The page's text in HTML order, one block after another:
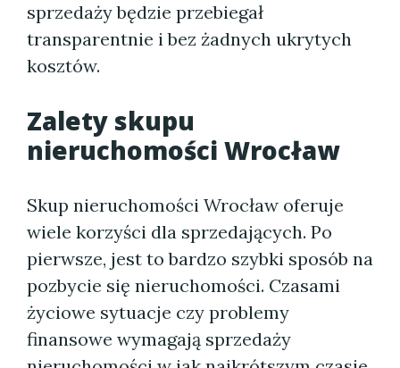
sprzedaży będzie przebiegał
transparentnie i bez żadnych ukrytych
kosztów.
Zalety skupu
nieruchomości Wrocław
Skup nieruchomości Wrocław oferuje
wiele korzyści dla sprzedających. Po
pierwsze, jest to bardzo szybki sposób na
pozbycie się nieruchomości. Czasami
życiowe sytuacje czy problemy
finansowe wymagają sprzedaży